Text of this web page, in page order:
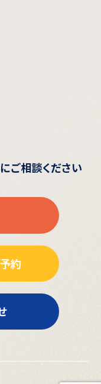
ご相談ください
約